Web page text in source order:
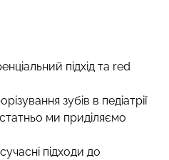
підхід та red
зубів в педіатрії
ми приділяємо
сучасні підходи до